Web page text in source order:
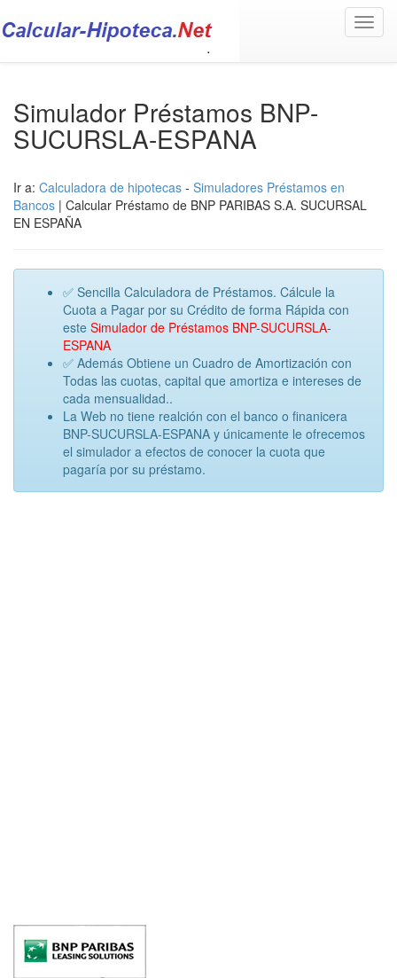
Simulador Préstamos BNP-
SUCURSLA-ESPANA
Ir a: Calculadora de hipotecas - Simuladores Préstamos en
Bancos | Calcular Préstamo de BNP PARIBAS S.A. SUCURSAL
EN ESPAÑA
✅ Sencilla Calculadora de Préstamos. Cálcule la
Cuota a Pagar por su Crédito de forma Rápida con
este Simulador de Préstamos BNP-SUCURSLA-
ESPANA
✅ Además Obtiene un Cuadro de Amortización con
Todas las cuotas, capital que amortiza e intereses de
cada mensualidad..
La Web no tiene realción con el banco o finanicera
BNP-SUCURSLA-ESPANA y únicamente le ofrecemos
el simulador a efectos de conocer la cuota que
pagaría por su préstamo.